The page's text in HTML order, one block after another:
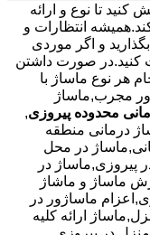
تا نوع و ارائه
انتظارات و
و اگر موردی
کنید.در صورت داشتن
هر نوع ماساژ با
مجرب,ماساژ
محدوده پیروزی,
درمانی منطقه
در محل
پیروزی,ماساژ در
ماساژ و ماشاژ
ماساژور در
ارائه کلیه